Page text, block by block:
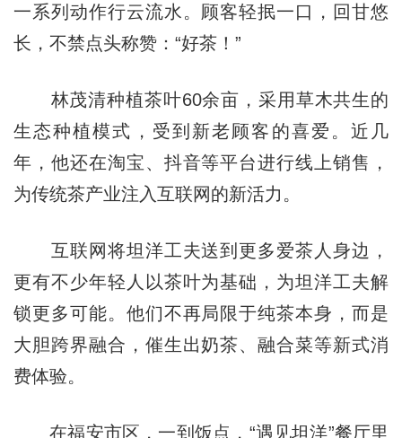
一系列动作行云流水。顾客轻抿一口，回甘悠
长，不禁点头称赞：“好茶！”
林茂清种植茶叶60余亩，采用草木共生的
生态种植模式，受到新老顾客的喜爱。近几
年，他还在淘宝、抖音等平台进行线上销售，
为传统茶产业注入互联网的新活力。
互联网将坦洋工夫送到更多爱茶人身边，
更有不少年轻人以茶叶为基础，为坦洋工夫解
锁更多可能。他们不再局限于纯茶本身，而是
大胆跨界融合，催生出奶茶、融合菜等新式消
费体验。
在福安市区，一到饭点，“遇见坦洋”餐厅里